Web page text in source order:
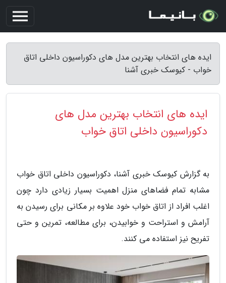
ایده های انتخاب بهترین مدل های دکوراسیون داخلی اتاق
خواب - کیوسک خبری آشنا
ایده های انتخاب بهترین مدل های
دکوراسیون داخلی اتاق خواب
به گزارش کیوسک خبری آشنا، دکوراسیون داخلی اتاق خواب
مشابه تمام فضاهای منزل اهمیت بسیار زیادی دارد چون
اغلب افراد از اتاق خواب خود علاوه بر مکانی برای رسیدن به
آرامش و استراحت و خوابیدن، برای مطالعه، تمرین و حتی
تفریح نیز استفاده می کنند.